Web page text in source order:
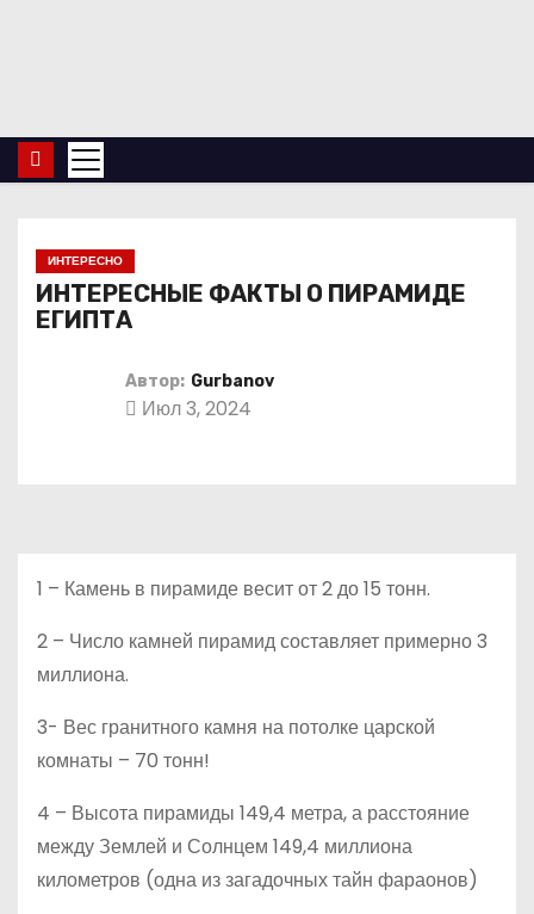
т
ИНТЕРЕСНО
ИНТЕРЕСНЫЕ ФАКТЫ О ПИРАМИДЕ
ЕГИПТА
Автор: Gurbanov
Июл 3, 2024
1 – Камень в пирамиде весит от 2 до 15 тонн.
2 – Число камней пирамид составляет примерно 3
миллиона.
3- Вес гранитного камня на потолке царской
комнаты – 70 тонн!
4 – Высота пирамиды 149,4 метра, а расстояние
между Землей и Солнцем 149,4 миллиона
километров (одна из загадочных тайн фараонов)